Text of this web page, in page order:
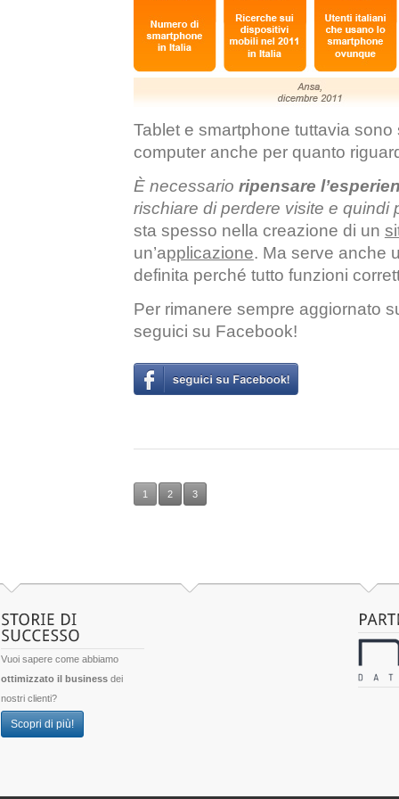
Tablet e smartphone tuttavia
computer anche per quanto
È necessario ripensare
rischiare di perdere visite e quindi
sta spesso nella creazione di un
un’applicazione. Ma serve anche
definita perché tutto funzioni
Per rimanere sempre aggiornato
seguici su Facebook!
1 2 3
Vuoi sapere come abbiamo
ottimizzato il business dei
nostri clienti?
Scopri di più!